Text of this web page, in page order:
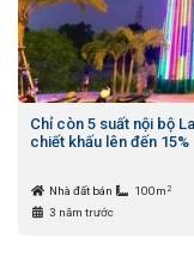
Chỉ còn 5 suất nội bộ
chiết khấu lên đến 15%
Nhà đất bán 100m 2
3 năm trước